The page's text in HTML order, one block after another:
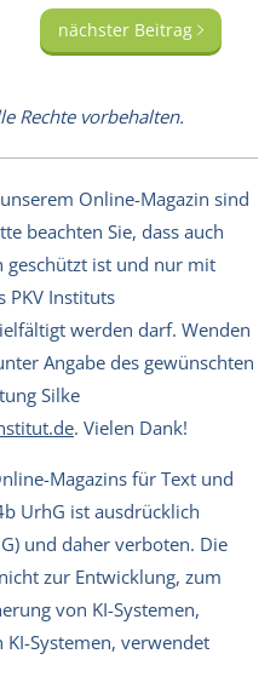
nächster Beitrag
Rechte vorbehalten.
Online-Magazin sind
beachten Sie, dass auch
geschützt ist und nur mit
PKV Instituts
werden darf. Wenden
Angabe des gewünschten
Silke
. Vielen Dank!
Magazins für Text und
UrhG ist ausdrücklich
und daher verboten. Die
zur Entwicklung, zum
von KI-Systemen,
Systemen, verwendet